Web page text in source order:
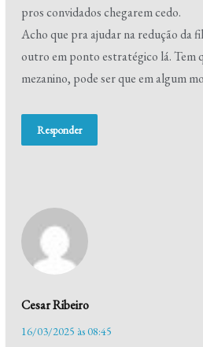
pros convidados chegarem cedo.
Acho que pra ajudar na redução da
outro em ponto estratégico lá. Tem
mezanino, pode ser que em algum
Responder
Cesar Ribeiro
16/03/2025 às 08:45